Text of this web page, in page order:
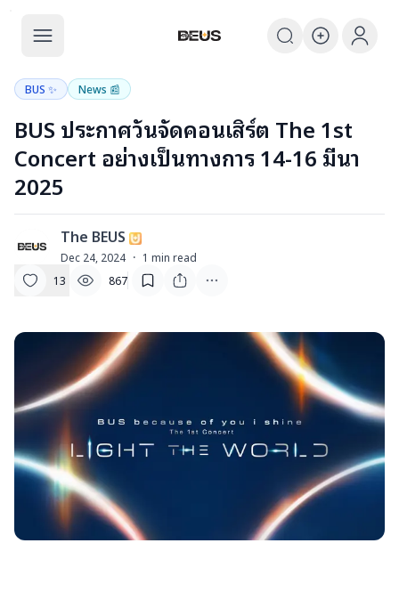
The BEUS
The BEUS - แหล่งรวมชุมชนแฟนค
BUS ✨ News 📰
BUS ประกาศวันจัดคอนเสิร์ต The 1st
Concert อย่างเป็นทางการ 14-16 มีนา
2025
T The BEUS
Dec 24, 2024 · 1 min read
13
867